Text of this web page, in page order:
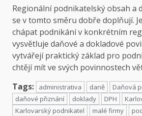
Regionální podnikatelský obsah a
se v tomto směru dobře doplňují.
chápat podnikání v konkrétním
vysvětluje daňové a dokladové
vytvářejí praktický základ pro
chtějí mít ve svých povinnostech
Tags:
administrativa daně
Daňová
daňové přiznání
doklady DPH
Karlovarský podnikatel
malé firmy